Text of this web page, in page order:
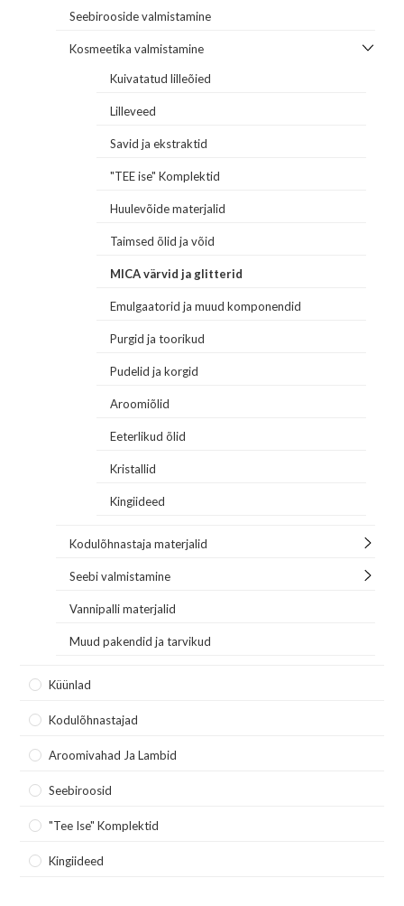
Seebirooside valmistamine
Kosmeetika valmistamine
Kuivatatud lilleõied
Lilleveed
Savid ja ekstraktid
"TEE ise" Komplektid
Huulevõide materjalid
Taimsed õlid ja võid
MICA värvid ja glitterid
Emulgaatorid ja muud komponendid
Purgid ja toorikud
Pudelid ja korgid
Aroomiõlid
Eeterlikud õlid
Kristallid
Kingiideed
Kodulõhnastaja materjalid
Seebi valmistamine
Vannipalli materjalid
Muud pakendid ja tarvikud
Küünlad
Kodulõhnastajad
Aroomivahad Ja Lambid
Seebiroosid
"Tee Ise" Komplektid
Kingiideed